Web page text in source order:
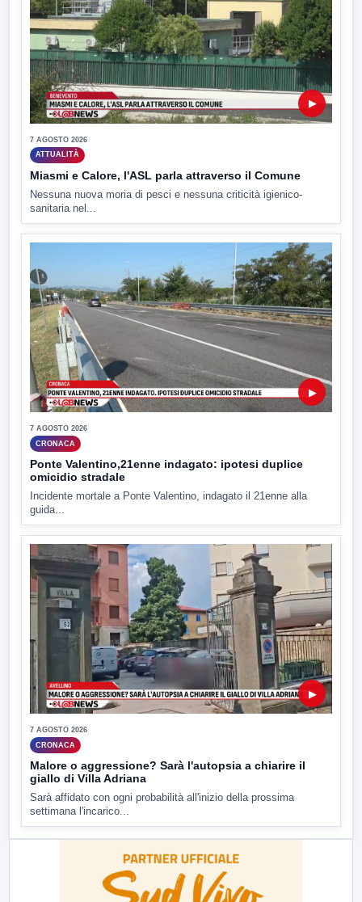
▶
7 AGOSTO 2026
ATTUALITÀ
Miasmi e Calore, l'ASL parla attraverso il Comune
Nessuna nuova moria di pesci e nessuna criticità igienico-
sanitaria nel...
▶
7 AGOSTO 2026
CRONACA
Ponte Valentino,21enne indagato: ipotesi duplice
omicidio stradale
Incidente mortale a Ponte Valentino, indagato il 21enne alla
guida...
▶
7 AGOSTO 2026
CRONACA
Malore o aggressione? Sarà l'autopsia a chiarire il
giallo di Villa Adriana
Sarà affidato con ogni probabilità all'inizio della prossima
settimana l'incarico...